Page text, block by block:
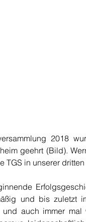
2018
geehrt (Bild).
TGS in unserer
und bis zuletzt
auch immer